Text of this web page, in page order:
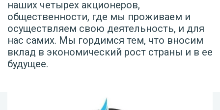
наших четырех акционеров,
общественности, где мы проживаем и
осуществляем свою деятельность, и для
нас самих. Мы гордимся тем, что вносим
вклад в экономический рост страны и в ее
будущее.